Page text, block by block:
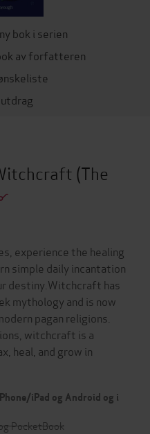
bok i serien
av forfatteren
(The
experience the healing
simple daily incantation
destiny.Witchcraft has
mythology and is now
pagan religions.
witchcraft is a
heal, and grow in
iPad og Android og i
PocketBook